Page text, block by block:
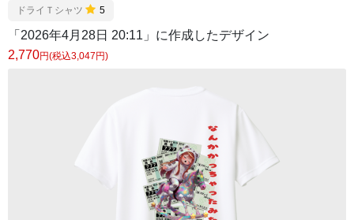
ドライＴシャツ 5
「2026年4月28日 20:11」に作成したデザイン
2,770円(税込3,047円)